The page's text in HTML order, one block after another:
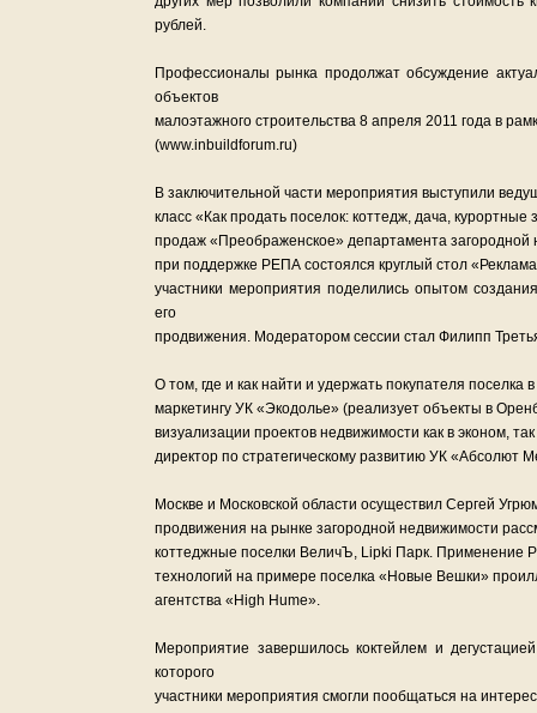
рублей.
Профессионалы рынка продолжат обсуждение
объектов
малоэтажного строительства 8 апреля 2011 года в
(www.inbuildforum.ru)
В заключительной части мероприятия выступили
класс «Как продать поселок: коттедж, дача,
продаж «Преображенское» департамента
при поддержке РЕПА состоялся круглый стол
участники мероприятия поделились опытом
его
продвижения. Модератором сессии стал Филипп
О том, где и как найти и удержать покупателя поселка
маркетингу УК «Экодолье» (реализует объекты в
визуализации проектов недвижимости как в эконом,
директор по стратегическому развитию УК
Москве и Московской области осуществил Сергей
продвижения на рынке загородной недвижимости
коттеджные поселки ВеличЪ, Lipki Парк. Применение
технологий на примере поселка «Новые Вешки»
агентства «High Hume».
Мероприятие завершилось коктейлем и
которого
участники мероприятия смогли пообщаться на